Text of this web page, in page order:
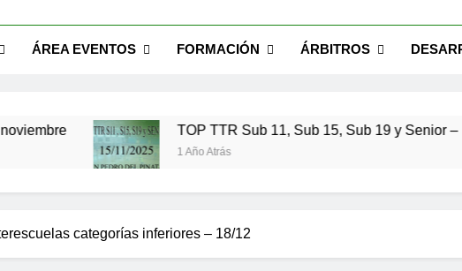
TOP
ÁREA EVENTOS FORMACIÓN ÁRBITROS
TOP TTR Sub 11, Sub 15, Sub 19 y Senior – 15
1 Año Atrás
categorías inferiores – 18/12